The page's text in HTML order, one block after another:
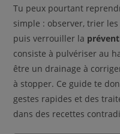
Tu peux pourtant
simple : observer, trier
puis verrouiller la
consiste à pulvériser au
être un drainage à
à stopper. Ce guide te
gestes rapides et des
dans des recettes